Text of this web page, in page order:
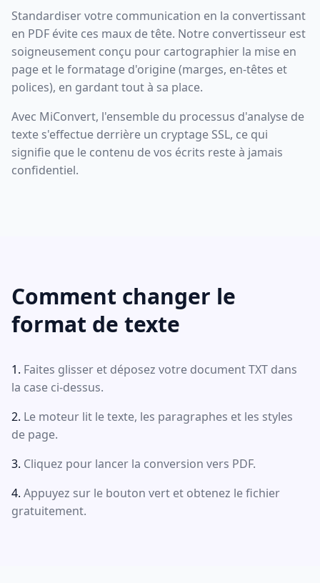
Standardiser votre communication en la convertissant
en PDF évite ces maux de tête. Notre convertisseur est
soigneusement conçu pour cartographier la mise en
page et le formatage d'origine (marges, en-têtes et
polices), en gardant tout à sa place.
Avec MiConvert, l'ensemble du processus d'analyse de
texte s'effectue derrière un cryptage SSL, ce qui
signifie que le contenu de vos écrits reste à jamais
confidentiel.
Comment changer le
format de texte
Faites glisser et déposez votre document TXT dans
la case ci-dessus.
Le moteur lit le texte, les paragraphes et les styles
de page.
Cliquez pour lancer la conversion vers PDF.
Appuyez sur le bouton vert et obtenez le fichier
gratuitement.